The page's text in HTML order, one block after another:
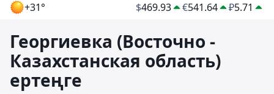
+31° $469.93 €541.64 ₽5.71
Георгиевка (Восточно -
Казахстанская область)
ертеңге